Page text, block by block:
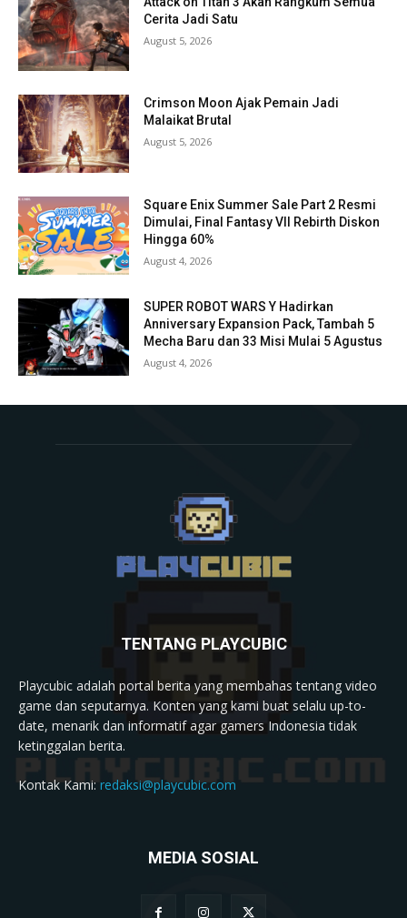
Cerita Jadi Satu
August 5, 2026
Crimson Moon Ajak Pemain Jadi
Malaikat Brutal
August 5, 2026
Square Enix Summer Sale Part 2 Resmi
Dimulai, Final Fantasy VII Rebirth Diskon
Hingga 60%
August 4, 2026
SUPER ROBOT WARS Y Hadirkan
Anniversary Expansion Pack, Tambah 5
Mecha Baru dan 33 Misi Mulai 5 Agustus
August 4, 2026
TENTANG PLAYCUBIC
Playcubic adalah portal berita yang membahas tentang video
game dan seputarnya. Konten yang kami buat selalu up-to-
date, menarik dan informatif agar gamers Indonesia tidak
ketinggalan berita.
Kontak Kami:redaksi@playcubic.com
MEDIA SOSIAL